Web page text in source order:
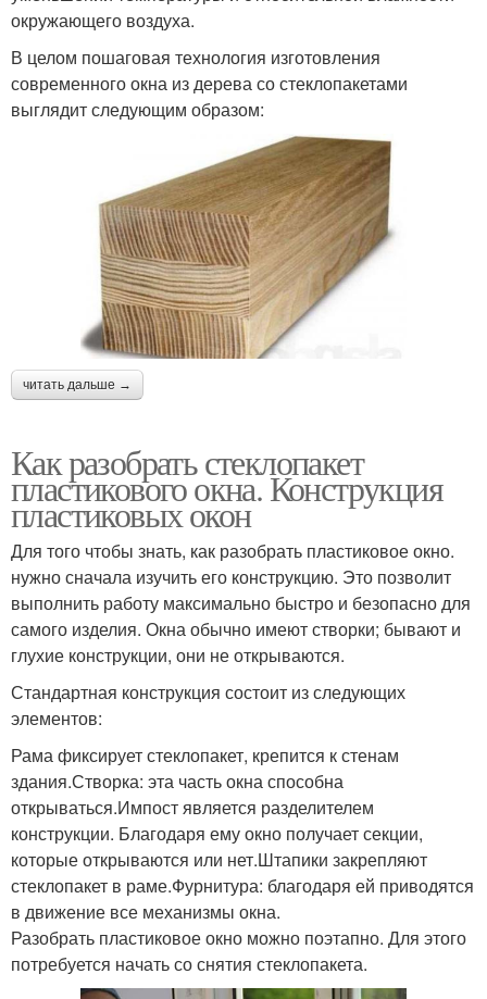
окружающего воздуха.
В целом пошаговая технология изготовления
современного окна из дерева со стеклопакетами
выглядит следующим образом:
читать дальше →
Как разобрать стеклопакет
пластикового окна. Конструкция
пластиковых окон
Для того чтобы знать, как разобрать пластиковое окно.
нужно сначала изучить его конструкцию. Это позволит
выполнить работу максимально быстро и безопасно для
самого изделия. Окна обычно имеют створки; бывают и
глухие конструкции, они не открываются.
Стандартная конструкция состоит из следующих
элементов:
Рама фиксирует стеклопакет, крепится к стенам
здания.Створка: эта часть окна способна
открываться.Импост является разделителем
конструкции. Благодаря ему окно получает секции,
которые открываются или нет.Штапики закрепляют
стеклопакет в раме.Фурнитура: благодаря ей приводятся
в движение все механизмы окна.
Разобрать пластиковое окно можно поэтапно. Для этого
потребуется начать со снятия стеклопакета.